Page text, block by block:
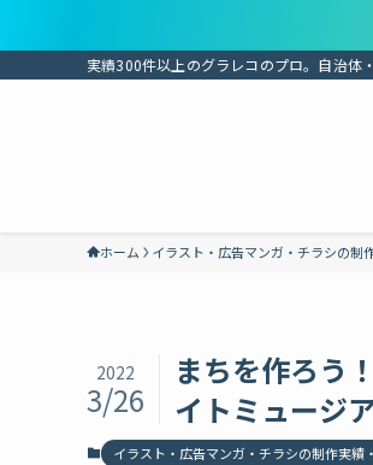
実績300件以上のグラレコのプロ。自治体
ホーム イラスト・広告マンガ・チラシの制
まちを作ろう
イトミュージ
2022
3/26
イラスト・広告マンガ・チラシの制作実績